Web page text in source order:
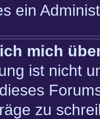
ein
mich
ist nicht
zu